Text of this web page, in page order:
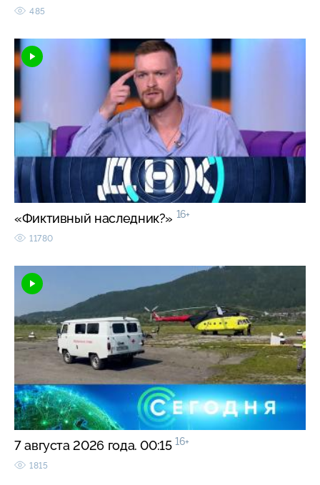
485
«Фиктивный наследник?» 16+
11780
7 августа 2026 года. 00:15 16+
1815